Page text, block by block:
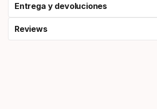
Entrega y devoluciones
Reviews